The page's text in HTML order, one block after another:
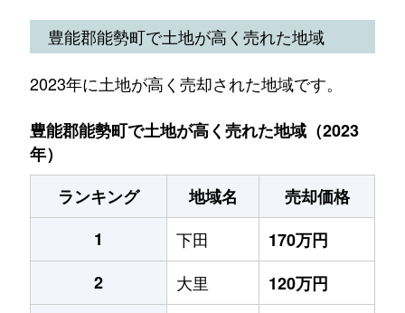
豊能郡能勢町で土地が高く売れた地域
2023年に土地が高く売却された地域です。
豊能郡能勢町で土地が高く売れた地域（2023
年）
ランキング
地域名
売却価格
1
下田
170万円
2
大里
120万円